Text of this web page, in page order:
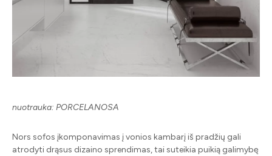
nuotrauka: PORCELANOSA
Nors sofos įkomponavimas į vonios kambarį iš pradžių gali
atrodyti drąsus dizaino sprendimas, tai suteikia puikią galimybę